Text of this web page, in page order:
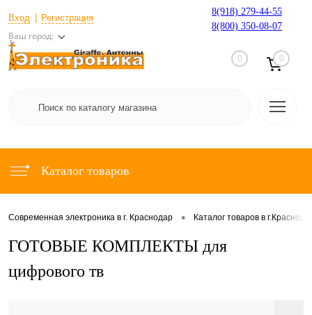
Вход Регистрация
Ваш город:
8(918) 279-44-55
8(800) 350-08-07
0 0
Каталог товаров
Современная электроника в г. Краснодар • Каталог товаров в
ГОТОВЫЕ КОМПЛЕКТЫ для
цифрового тв